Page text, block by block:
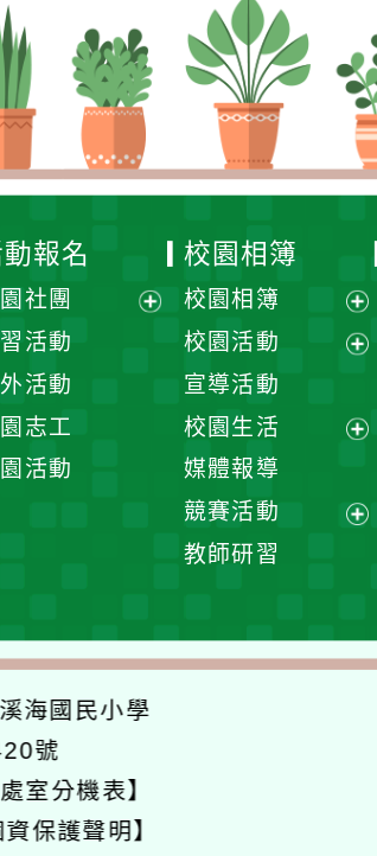
報名
社團
活動
活動
志工
活動
校園相簿
校園相簿
展
開
單
校園活動
選
宣導活動
校園生活
選
媒體報導
競賽活動
單
教師研習
海國民小學
號
處室分機表】
資保護聲明】